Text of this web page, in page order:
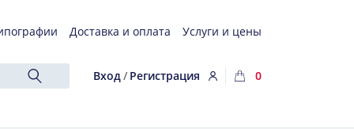
Доставка и оплата Услуги и цены
Вход/ Регистрация 0